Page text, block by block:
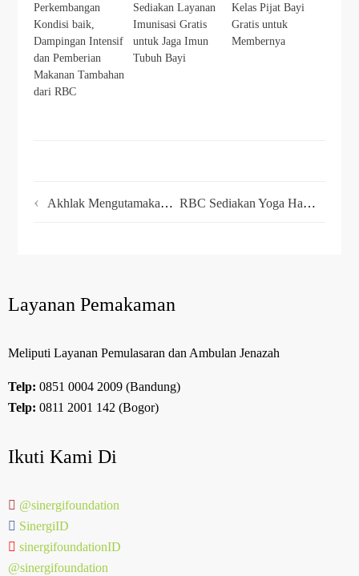
Perkembangan
Kondisi baik,
Dampingan Intensif
dan Pemberian
Makanan Tambahan
dari RBC
Sediakan Layanan
Imunisasi Gratis
untuk Jaga Imun
Tubuh Bayi
Kelas Pijat Bayi
Gratis untuk
Membernya
Akhlak Mengutamakan Orang Lain Atas Diri Sendiri RBC Sediakan Yoga Hamil Gratis Bagi Member Dhuafa
Layanan Pemakaman
Meliputi Layanan Pemulasaran dan Ambulan Jenazah
Telp: 0851 0004 2009 (Bandung)
Telp: 0811 2001 142 (Bogor)
Ikuti Kami Di
@sinergifoundation
SinergiID
sinergifoundationID
@sinergifoundation